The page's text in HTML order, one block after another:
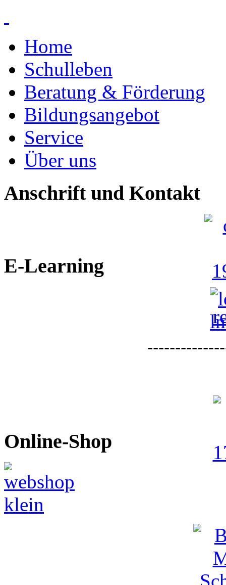
Home
Schulleben
Beratung & Förderung
Bildungsangebot
Service
Über uns
Anschrift und Kontakt
E-Learning
Online-Shop